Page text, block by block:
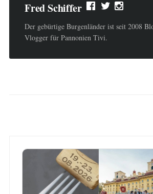
Fred Schiffer
Der gebürtige Burgenländer ist seit 2008
Vlogger für Pannonien Tivi.